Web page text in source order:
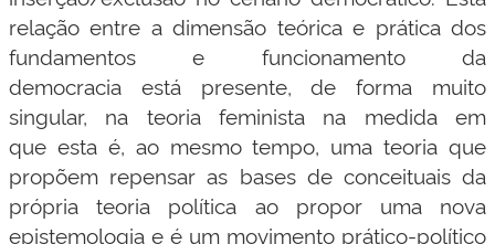
relação entre a dimensão teórica e prática dos
fundamentos e funcionamento da
democracia está presente, de forma muito
singular, na teoria feminista na medida em
que esta é, ao mesmo tempo, uma teoria que
propõem repensar as bases de conceituais da
própria teoria política ao propor uma nova
epistemologia e é um movimento prático-político